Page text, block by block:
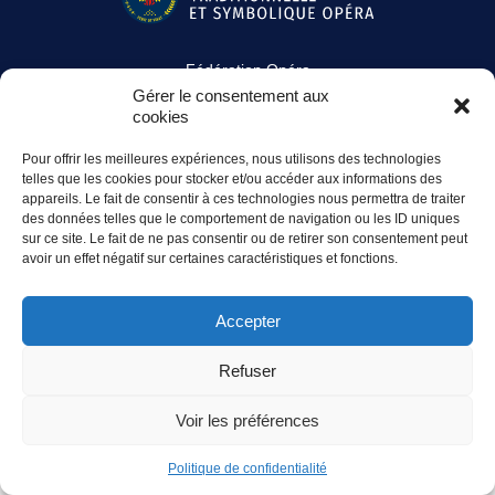
Gérer le consentement aux
cookies
Pour offrir les meilleures expériences, nous utilisons des technologies
telles que les cookies pour stocker et/ou accéder aux informations des
appareils. Le fait de consentir à ces technologies nous permettra de traiter
des données telles que le comportement de navigation ou les ID uniques
sur ce site. Le fait de ne pas consentir ou de retirer son consentement peut
avoir un effet négatif sur certaines caractéristiques et fonctions.
Accepter
Refuser
Voir les préférences
Politique de confidentialité
Fédération Opéra
Tél. 01 41 05 98 68
9, place Henri Barbusse - 92300 Levallois-Perret
Facebook
Instagram
LinkedIn
Accès presse-Mentions légales-Politique de confidentialité
-Accès extranet